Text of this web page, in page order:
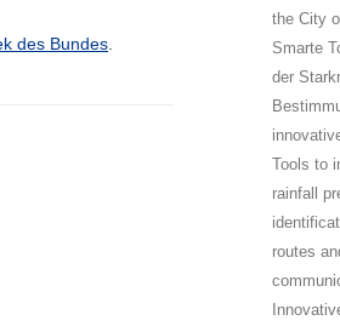
des Bundes
the City
Smarte
der
Tools to
rainfall
routes